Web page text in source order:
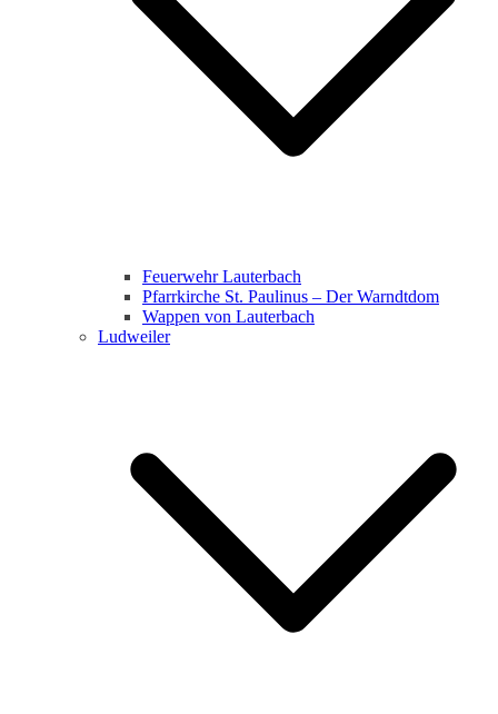
Feuerwehr Lauterbach
Pfarrkirche St. Paulinus – Der Warndtdom
Wappen von Lauterbach
Ludweiler